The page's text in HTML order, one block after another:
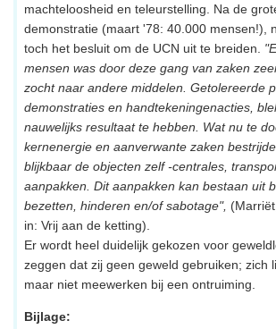
machteloosheid en teleurstelling. Na de
demonstratie (maart '78: 40.000 mensen!),
toch het besluit om de UCN uit te breiden.
mensen was door deze gang van zaken
zocht naar andere middelen. Getolereerde
demonstraties en handtekeningenacties,
nauwelijks resultaat te hebben. Wat nu te
kernenergie en aanverwante zaken
blijkbaar de objecten zelf -centrales,
aanpakken. Dit aanpakken kan bestaan uit
bezetten, hinderen en/of sabotage",
in: Vrij aan de ketting).
Er wordt heel duidelijk gekozen voor
zeggen dat zij geen geweld gebruiken; zich
maar niet meewerken bij een ontruiming.
Bijlage: